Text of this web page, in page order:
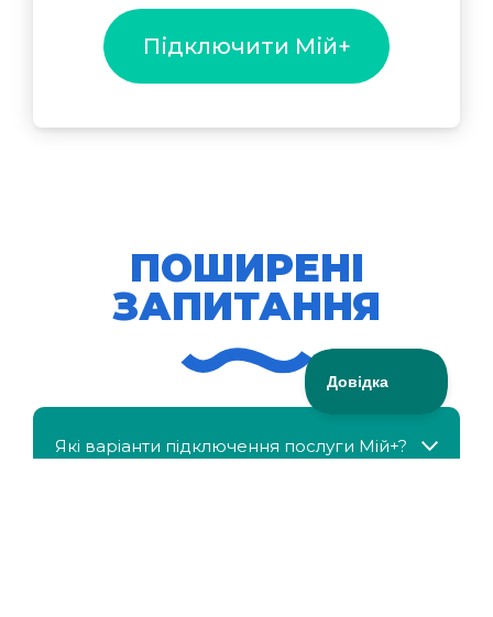
Підключити Мій+
ПОШИРЕНІ
ЗАПИТАННЯ
Які варіанти підключення послуги Мій+?